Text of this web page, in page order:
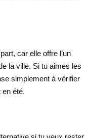
car elle offre l’un
la ville. Si tu aimes les
simplement à vérifier
en été.